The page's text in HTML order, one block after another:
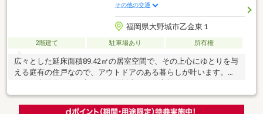
その他の交通
福岡県大野城市乙金東１
2階建て 駐車場あり 所有権
広々とした延床面積89.42㎡の居室空間で、その上心にゆとりを与
える庭有の住戸なので、アウトドアのある暮らしが叶います。ち
ィを支える5ＤＫ。是非その目でお確かめください♪